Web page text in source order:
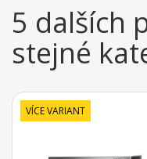
5 dalších
stejné
VÍCE VARIANT